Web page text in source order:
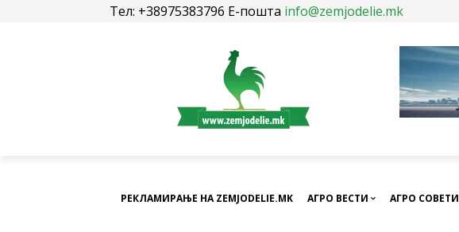
Тел: +38975383796 Е-пошта info@zemjodelie.mk
РЕКЛАМИРАЊЕ НА ZEMJODELIE.MK АГРО ВЕСТИ АГРО СОВЕТИ